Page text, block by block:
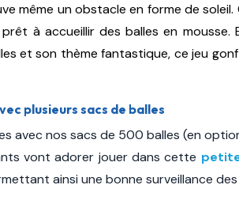
même un obstacle en forme de
à accueillir des balles en
et son thème fantastique, ce jeu
plusieurs sacs de balles
avec nos sacs de 500 balles (en
vont adorer jouer dans cette
ainsi une bonne surveillance